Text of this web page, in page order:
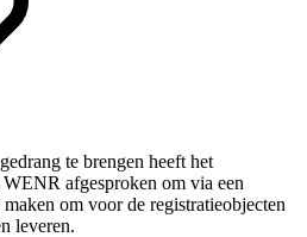
te brengen heeft het
afgesproken om via een
om voor de registratieobjecten
leveren.